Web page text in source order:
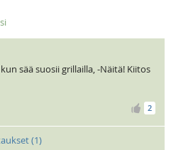
sää suosii grillailla, -Näitä! Kiitos
2
(1)